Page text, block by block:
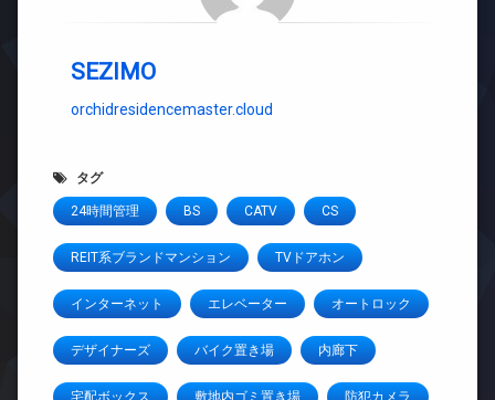
SEZIMO
orchidresidencemaster.cloud
タグ
24時間管理 BS CATV CS
REIT系ブランドマンション TVドアホン
インターネット エレベーター オートロック
デザイナーズ バイク置き場 内廊下
宅配ボックス 敷地内ゴミ置き場 防犯カメラ